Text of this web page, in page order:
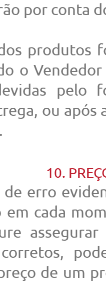
por conta
produtos
o
pelo
ou
10.
de erro
em cada
de um